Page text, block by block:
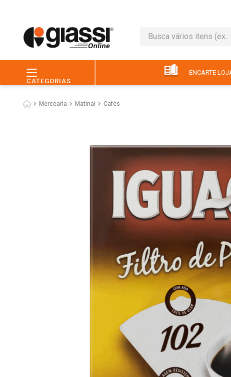
Busca vários itens (ex.:
CATEGORIAS
ENCARTE
Mercearia Matinal Cafés
café
6º macarrão
º arroz
º
9º
10 º iogurte